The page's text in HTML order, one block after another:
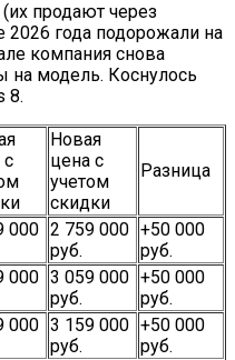
продают через
2026 года подорожали на
компания снова
на модель. Коснулось
8.
с
Новая
цена с
учетом
скидки
Разница
000 2 759 000
руб.
+50 000
руб.
000 3 059 000
руб.
+50 000
руб.
000 3 159 000
руб.
+50 000
руб.